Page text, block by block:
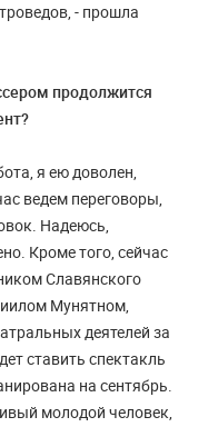
- прошла
продолжится
я ею доволен,
ведем переговоры,
Надеюсь,
Кроме того, сейчас
Славянского
Мунятном,
деятелей за
ставить спектакль
на сентябрь.
молодой человек,